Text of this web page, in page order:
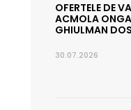
OFERTELE DE
ACMOLA
GHIULMAN
30.07.2026